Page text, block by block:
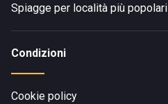
Spiagge per località più popolari
Condizioni
Cookie policy